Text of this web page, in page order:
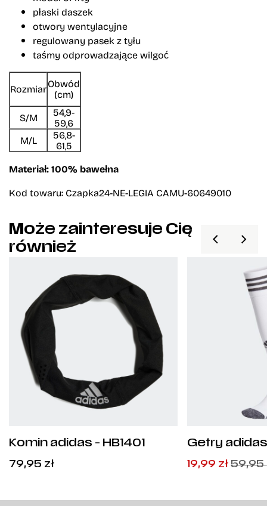
płaski daszek
otwory wentylacyjne
regulowany pasek z tyłu
taśmy odprowadzające wilgoć
RozmiarObwód
(cm)
S/M
54,9-
59,6
M/L
56,8-
61,5
Materiał: 100% bawełna
Kod towaru: Czapka24-NE-LEGIA CAMU-60649010
Może zainteresuje Cię
również
Komin adidas - HB1401
79,95 zł
Getry
Pierwotna
Aktualna
19,99 zł 59,95